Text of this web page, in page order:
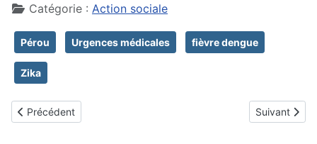
Catégorie : Action sociale
Pérou Urgences médicales fièvre dengue
Zika
Article précédent : Fiche Association patients AFSCGB
Précédent Article
Suivant